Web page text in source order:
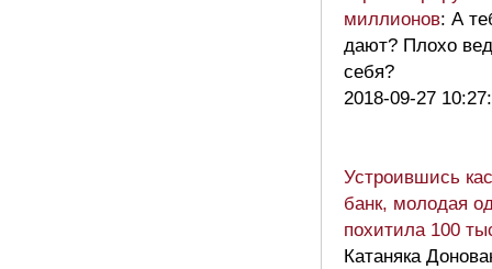
миллионов: А
дают? Плохо
себя?
2018-09-27
Устроившись
банк, молодая
похитила 100
Катаняка